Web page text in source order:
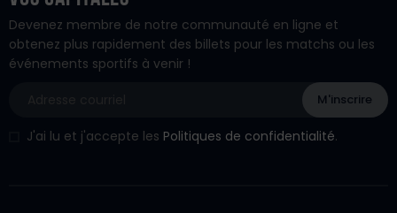
Devenez membre de notre communauté en ligne et
obtenez plus rapidement des billets pour les matchs ou les
événements sportifs à venir !
J'ai lu et j'accepte les Politiques de confidentialité.